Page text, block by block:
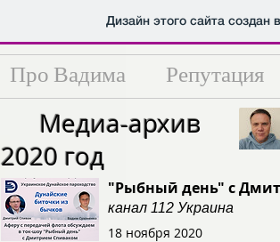
Дизайн этого сайта создан
Про Вадима Репутация
Медиа-архив
2020 год
"Рыбный день" с
канал 112 Украина
18 ноября 2020